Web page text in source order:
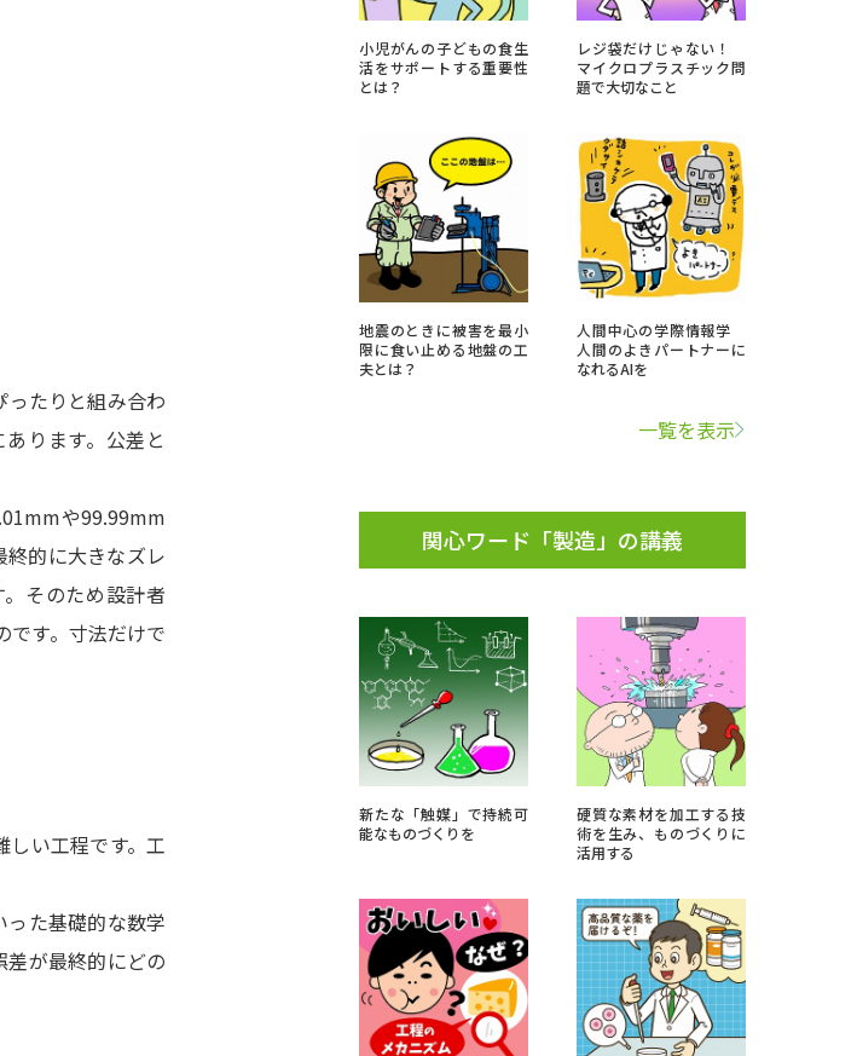
留学・進学関連、塾・予備校
学入学共通テスト「受験上の配慮案内」の請求
高等学校卒業程度認定試験
大学検索
で学べる内容や特徴を調べる
増設大学・学部・学科特集
の３択
新学年スタート号特集ページ（高3生用）
学年スタート号特集ページ（高2生用）
特集ページ
実施プログラムから探す
資料検索
先輩が入学を決めた理由
たりと組み合わ
ります。公差と
や99.99mm
的に大きなズレ
そのため設計者
です。寸法だけで
い工程です。工
った基礎的な数学
が最終的にどの
小児がんの子どもの食生
活をサポートする重要性
とは？
レジ袋だけじゃない！
マイクロプラスチック問
題で大切なこと
地震のときに被害を最小
限に食い止める地盤の工
夫とは？
人間中心の学際情報学
人間のよきパートナーに
なれるAIを
一覧を表示
関心ワード「製造」の講義
新たな「触媒」で持続可
能なものづくりを
硬質な素材を加工する技
術を生み、ものづくりに
活用する